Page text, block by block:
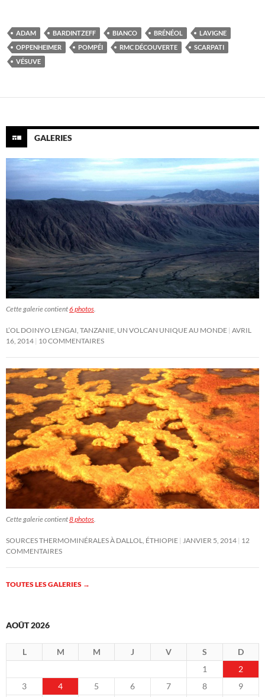
ADAM BARDINTZEFF BIANCO BRÉNÉOL
LAVIGNE
OPPENHEIMER
POMPÉI RMC DÉCOUVERTE
SCARPATI
VÉSUVE
GALERIES
Cette galerie contient6 photos
L’OL DOINYO LENGAI, TANZANIE, UN VOLCAN UNIQUE AU MONDE AVRIL
16, 2014 10 COMMENTAIRES
Cette galerie contient8 photos
SOURCES THERMOMINÉRALES À DALLOL, ÉTHIOPIE JANVIER 5, 2014 12
COMMENTAIRES
TOUTES LES GALERIES →
AOÛT 2026
L M M J V S
D
1
2
3
4 5 6 7 8
9